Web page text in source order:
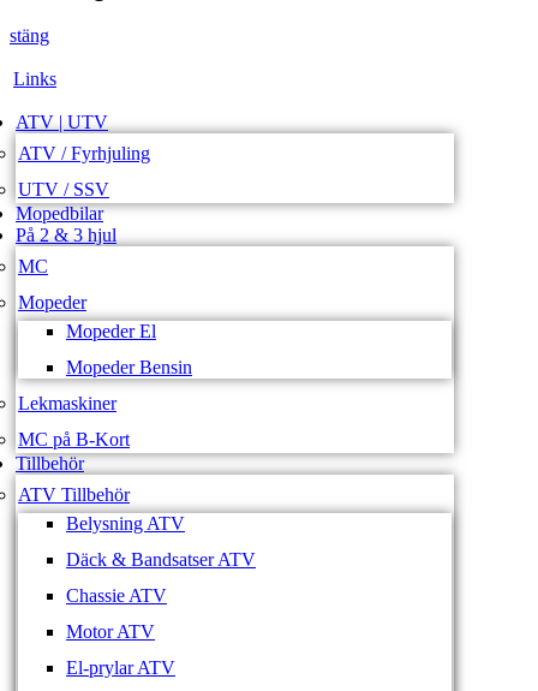
stäng
Links
ATV | UTV
ATV / Fyrhjuling
UTV / SSV
Mopedbilar
På 2 & 3 hjul
MC
Mopeder
Mopeder El
Mopeder Bensin
Lekmaskiner
MC på B-Kort
Tillbehör
ATV Tillbehör
Belysning ATV
Däck & Bandsatser ATV
Chassie ATV
Motor ATV
El-prylar ATV